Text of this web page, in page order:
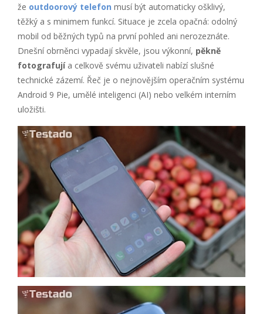
že outdoorový telefon musí být automaticky ošklivý,
těžký a s minimem funkcí. Situace je zcela opačná: odolný
mobil od běžných typů na první pohled ani nerozeznáte.
Dnešní obrněnci vypadají skvěle, jsou výkonní, pěkně
fotografujía celkově svému uživateli nabízí slušné
technické zázemí. Řeč je o nejnovějším operačním systému
Android 9 Pie, umělé inteligenci (AI) nebo velkém interním
uložišti.